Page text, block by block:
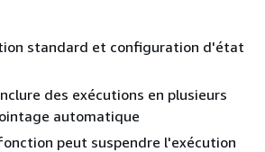
standard et configuration d'état
des exécutions en plusieurs
automatique
peut suspendre l'exécution